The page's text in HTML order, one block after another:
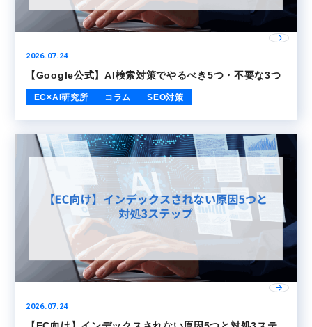
2026.07.24
【Google公式】AI検索対策でやるべき5つ・不要な3つ
EC×AI研究所 コラム SEO対策
2026.07.24